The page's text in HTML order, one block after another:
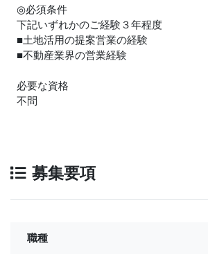
◎必須条件
下記いずれかのご経験３年程度
■土地活用の提案営業の経験
■不動産業界の営業経験
必要な資格
不問
募集要項
職種